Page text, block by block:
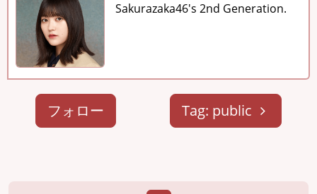
Sakurazaka46's 2nd Generation.
フォロー Tag: public